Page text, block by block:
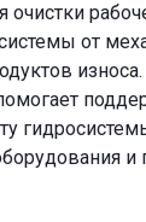
очистки
от
и